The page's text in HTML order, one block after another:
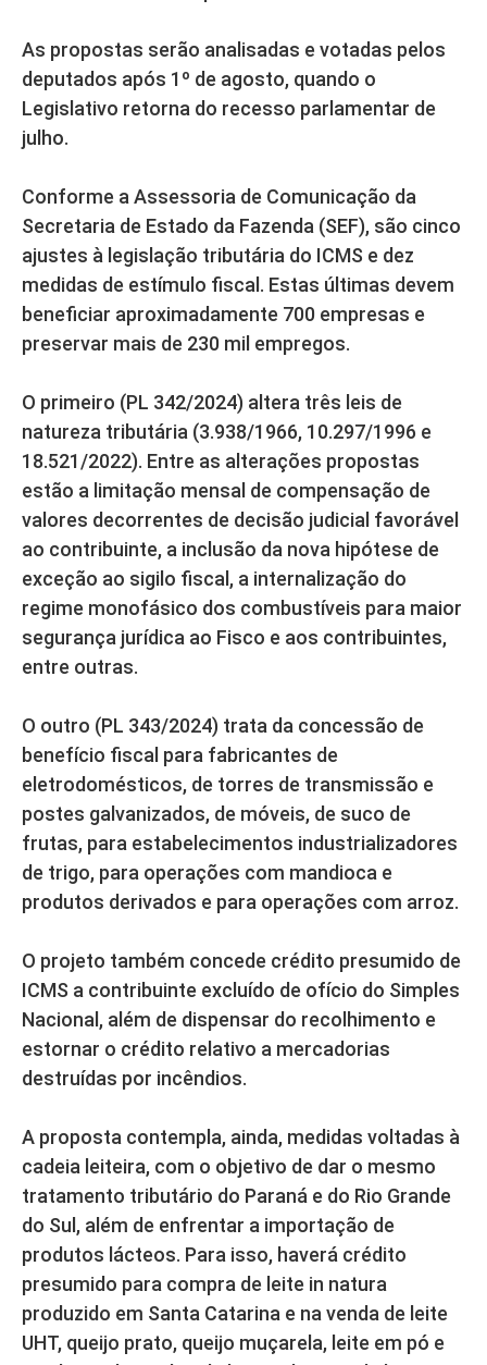
As propostas serão analisadas e votadas pelos
deputados após 1º de agosto, quando o
Legislativo retorna do recesso parlamentar de
julho.
Conforme a Assessoria de Comunicação da
Secretaria de Estado da Fazenda (SEF), são cinco
ajustes à legislação tributária do ICMS e dez
medidas de estímulo fiscal. Estas últimas devem
beneficiar aproximadamente 700 empresas e
preservar mais de 230 mil empregos.
O primeiro (PL 342/2024) altera três leis de
natureza tributária (3.938/1966, 10.297/1996 e
18.521/2022). Entre as alterações propostas
estão a limitação mensal de compensação de
valores decorrentes de decisão judicial favorável
ao contribuinte, a inclusão da nova hipótese de
exceção ao sigilo fiscal, a internalização do
regime monofásico dos combustíveis para maior
segurança jurídica ao Fisco e aos contribuintes,
entre outras.
O outro (PL 343/2024) trata da concessão de
benefício fiscal para fabricantes de
eletrodomésticos, de torres de transmissão e
postes galvanizados, de móveis, de suco de
frutas, para estabelecimentos industrializadores
de trigo, para operações com mandioca e
produtos derivados e para operações com arroz.
O projeto também concede crédito presumido de
ICMS a contribuinte excluído de ofício do Simples
Nacional, além de dispensar do recolhimento e
estornar o crédito relativo a mercadorias
destruídas por incêndios.
A proposta contempla, ainda, medidas voltadas à
cadeia leiteira, com o objetivo de dar o mesmo
tratamento tributário do Paraná e do Rio Grande
do Sul, além de enfrentar a importação de
produtos lácteos. Para isso, haverá crédito
presumido para compra de leite in natura
produzido em Santa Catarina e na venda de leite
UHT, queijo prato, queijo muçarela, leite em pó e